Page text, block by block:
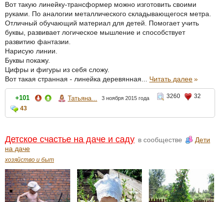
Вот такую линейку-трансформер можно изготовить своими
руками. По аналогии металлического складывающегося метра.
Отличный обучающий материал для детей. Помогает учить
буквы, развивает логическое мышление и способствует
развитию фантазии.
Нарисую линии.
Буквы покажу.
Цифры и фигуры из себя сложу.
Вот такая странная - линейка деревянная... Читать далее»
+101 Татьяна... 3 ноября 2015 года 3260
32
43
Детское счастье на даче и саду в сообществе
Дети
на даче
хозяйство и быт